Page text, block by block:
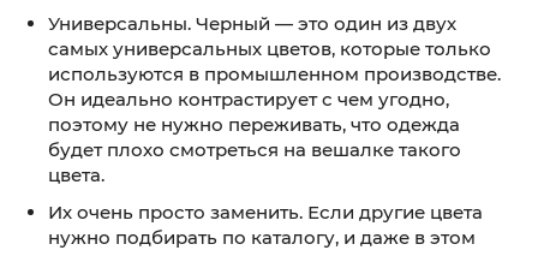
Универсальны. Черный — это один из двух
самых универсальных цветов, которые только
используются в промышленном производстве.
Он идеально контрастирует с чем угодно,
поэтому не нужно переживать, что одежда
будет плохо смотреться на вешалке такого
цвета.
Их очень просто заменить. Если другие цвета
нужно подбирать по каталогу, и даже в этом